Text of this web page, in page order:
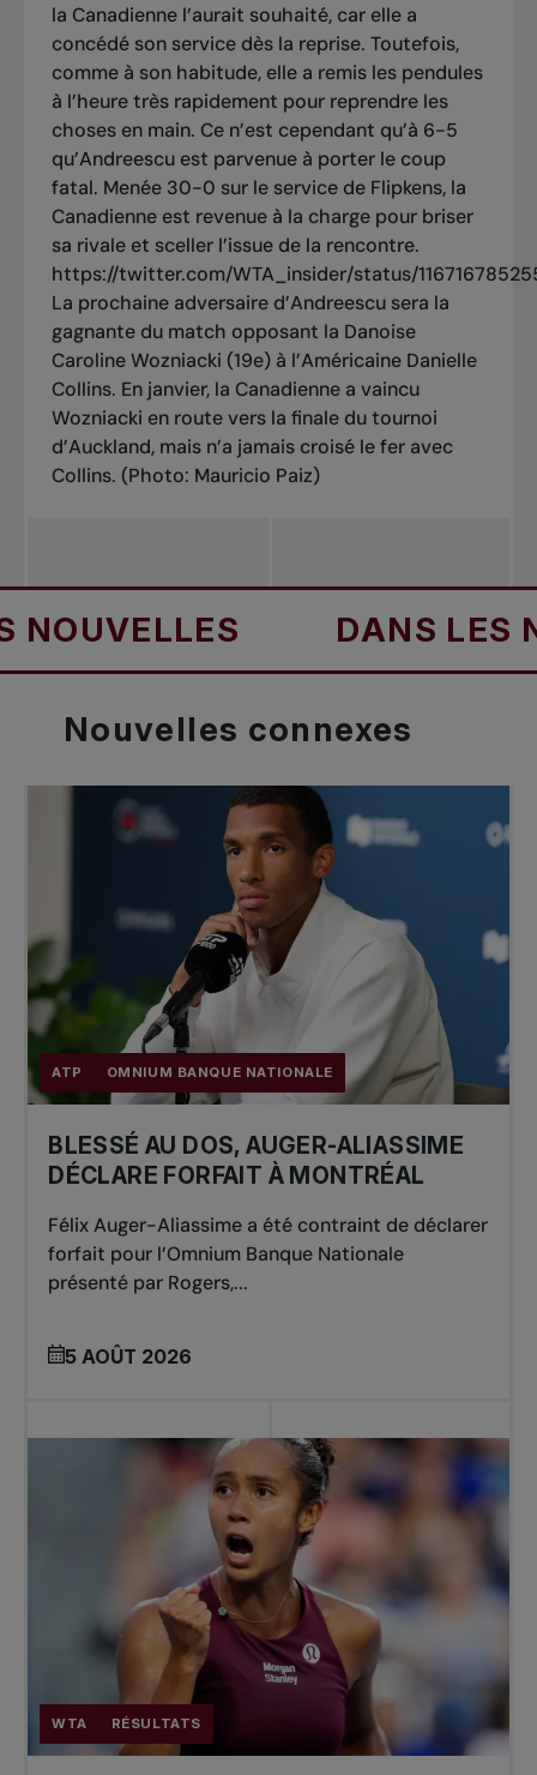
la Canadienne l’aurait souhaité, car elle a
concédé son service dès la reprise. Toutefois,
comme à son habitude, elle a remis les pendules
à l’heure très rapidement pour reprendre les
choses en main. Ce n’est cependant qu’à 6-5
qu’Andreescu est parvenue à porter le coup
fatal. Menée 30-0 sur le service de Flipkens, la
Canadienne est revenue à la charge pour briser
sa rivale et sceller l’issue de la rencontre.
https://twitter.com/WTA_insider/status/
La prochaine adversaire d’Andreescu sera la
gagnante du match opposant la Danoise
Caroline Wozniacki (19e) à l’Américaine Danielle
Collins. En janvier, la Canadienne a vaincu
Wozniacki en route vers la finale du tournoi
d’Auckland, mais n’a jamais croisé le fer avec
Collins. (Photo: Mauricio Paiz)
DANS LES
Nouvelles connexes
ATP OMNIUM BANQUE NATIONALE
BLESSÉ AU DOS, AUGER-ALIASSIME
DÉCLARE FORFAIT À MONTRÉAL
Félix Auger-Aliassime a été contraint de déclarer
forfait pour l’Omnium Banque Nationale
présenté par Rogers,...
5 AOÛT 2026
WTA RÉSULTATS